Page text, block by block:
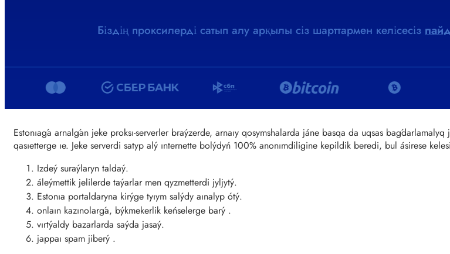
Біздің проксилерді сатып алу арқылы сіз шарттармен келісесіз
Estonıaǵa arnalǵan jeke proksı-serverler braýzerde, arnaıy qosymshalarda jáne basqa da uqsas
qasıetterge ıe. Jeke serverdi satyp alý ınternette bolýdyń 100% anonımdiligine kepildik beredi, bul ásirese
Izdeý suraýlaryn taldaý.
áleýmettik jelilerde taýarlar men qyzmetterdi jyljytý.
Estonıa portaldaryna kirýge tyıym salýdy aınalyp ótý.
onlaın kazınolarǵa, býkmekerlik keńselerge barý .
vırtýaldy bazarlarda saýda jasaý.
jappaı spam jiberý .